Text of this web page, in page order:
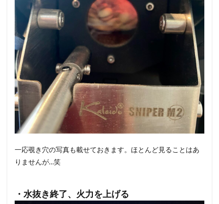
一応覗き穴の写真も載せておきます。ほとんど見ることはあ
りませんが…笑
・水抜き終了、火力を上げる